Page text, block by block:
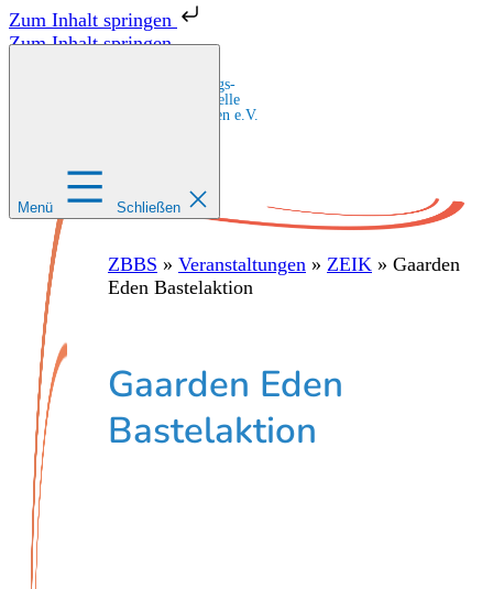
Zum Inhalt springen
Zum Inhalt springen
Zentrale Bildungs-
und Beratungsstelle
für Migrant:innen e.V.
Menü Schließen
ZBBS » Veranstaltungen » ZEIK » Gaarden
Eden Bastelaktion
Gaarden Eden
Bastelaktion